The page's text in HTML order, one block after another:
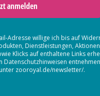
anmelden
Adresse willige ich bis auf
Dienstleistungen,
Klicks auf enthaltene Links
Datenschutzhinweisen
zooroyal.de/newsletter/.